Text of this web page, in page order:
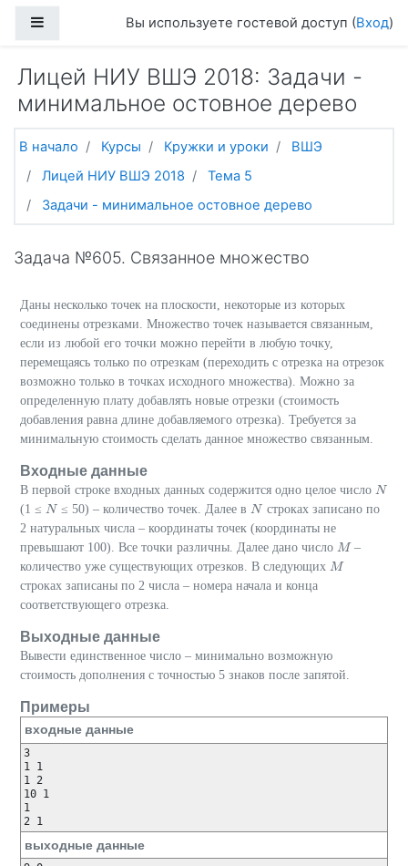
Боковая панельВы используете гостевой доступ (Вход)
Лицей НИУ ВШЭ 2018: Задачи -
минимальное остовное дерево
В начало Курсы Кружки и уроки
ВШЭ
Лицей НИУ ВШЭ 2018
Тема 5
Задачи - минимальное остовное дерево
Задача №605. Связанное множество
Даны несколько точек на плоскости, некоторые из которых
соединены отрезками. Множество точек называется связанным,
если из любой его точки можно перейти в любую точку,
перемещаясь только по отрезкам (переходить с отрезка на отрезок
возможно только в точках исходного множества). Можно за
определенную плату добавлять новые отрезки (стоимость
добавления равна длине добавляемого отрезка). Требуется за
минимальную стоимость сделать данное множество связанным.
Входные данные
В первой строке входных данных содержится одно целое число N
N
(1 ≤ N
N ≤ 50) – количество точек. Далее в N
N строках записано по
2 натуральных числа – координаты точек (координаты не
превышают 100). Все точки различны. Далее дано число M
M –
количество уже существующих отрезков. В следующих M
M
строках записаны по 2 числа – номера начала и конца
соответствующего отрезка.
Выходные данные
Вывести единственное число – минимально возможную
стоимость дополнения с точностью 5 знаков после запятой.
Примеры
входные данные
3
1 1
1 2
10 1
1
выходные данные